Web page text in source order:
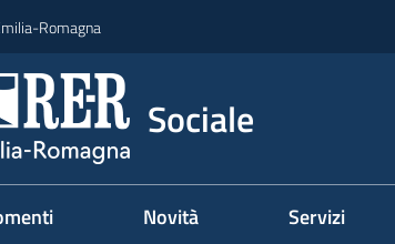
Romagna
Sociale
Novità Servizi